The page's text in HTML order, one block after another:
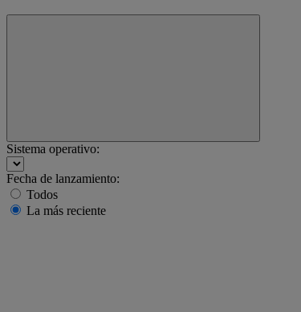
Sistema operativo:
Fecha de lanzamiento:
Todos
La más reciente